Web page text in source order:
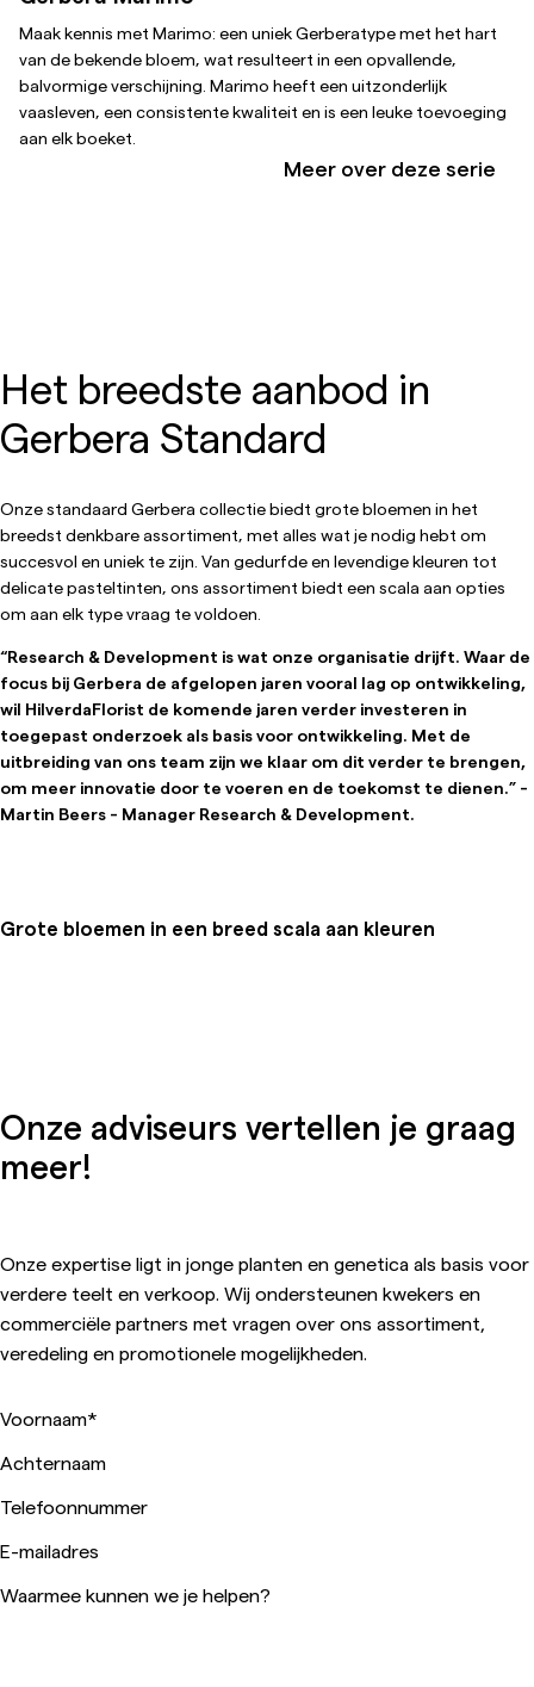
Maak kennis met Marimo: een uniek Gerberatype met het hart
van de bekende bloem, wat resulteert in een opvallende,
balvormige verschijning. Marimo heeft een uitzonderlijk
vaasleven, een consistente kwaliteit en is een leuke toevoeging
aan elk boeket.
Meer over deze serie
Het breedste aanbod in
Gerbera Standard
Onze standaard Gerbera collectie biedt grote bloemen in het
breedst denkbare assortiment, met alles wat je nodig hebt om
succesvol en uniek te zijn. Van gedurfde en levendige kleuren tot
delicate pasteltinten, ons assortiment biedt een scala aan opties
om aan elk type vraag te voldoen.
“Research & Development is wat onze organisatie drijft. Waar de
focus bij Gerbera de afgelopen jaren vooral lag op ontwikkeling,
wil HilverdaFlorist de komende jaren verder investeren in
toegepast onderzoek als basis voor ontwikkeling. Met de
uitbreiding van ons team zijn we klaar om dit verder te brengen,
om meer innovatie door te voeren en de toekomst te dienen.” -
Martin Beers - Manager Research & Development.
Grote bloemen in een breed scala aan kleuren
Onze adviseurs vertellen je graag
meer!
Onze expertise ligt in jonge planten en genetica als basis voor
verdere teelt en verkoop. Wij ondersteunen kwekers en
commerciële partners met vragen over ons assortiment,
veredeling en promotionele mogelijkheden.
Voornaam*
Achternaam
Telefoonnummer
E-mailadres
Waarmee kunnen we je helpen?